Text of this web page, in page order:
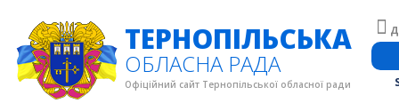
ТЕРНОПІЛЬСЬКА
ОБЛАСНА РАДА
Офіційний сайт Тернопільської обласної ради